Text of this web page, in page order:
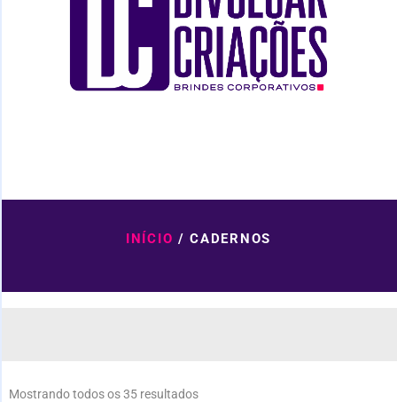
INÍCIO / CADERNOS
Mostrando todos os 35 resultados